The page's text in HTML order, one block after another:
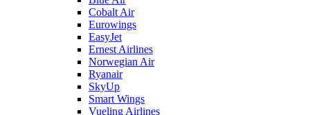
Cobalt Air
Eurowings
EasyJet
Ernest Airlines
Norwegian Air
Ryanair
SkyUp
Smart Wings
Vueling Airlines